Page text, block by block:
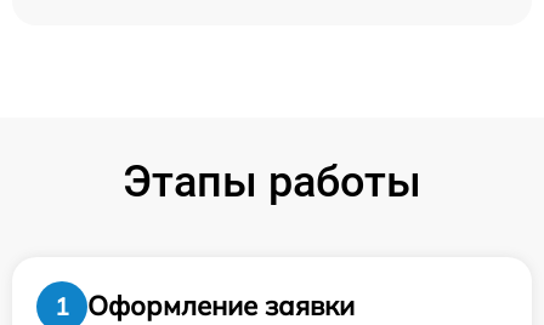
Этапы работы
1
Оформление заявки